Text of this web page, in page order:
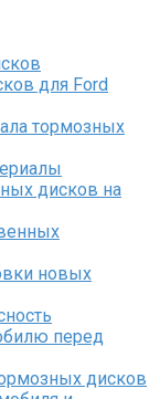
для Ford
тормозных
дисков на
новых
перед
дисков